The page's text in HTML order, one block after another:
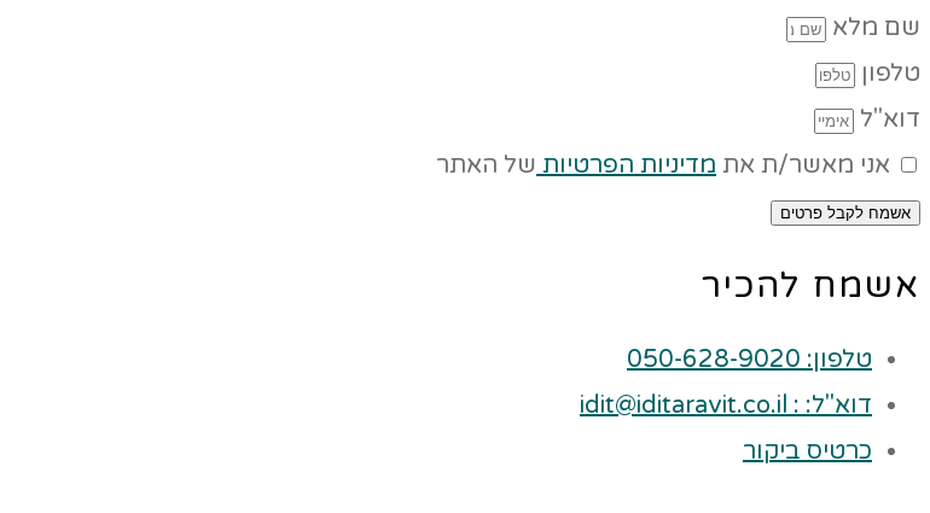
שם מלא
טלפון
דוא"ל
אני מאשר/ת את מדיניות הפרטיות של האתר
אשמח לקבל פרטים
אשמח להכיר
טלפון: 050-628-9020
דוא"ל: : idit@iditaravit.co.il
כרטיס ביקור